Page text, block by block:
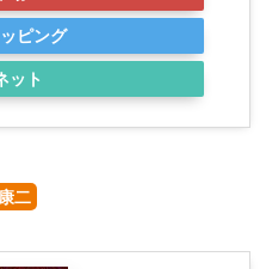
ピング
ット
二